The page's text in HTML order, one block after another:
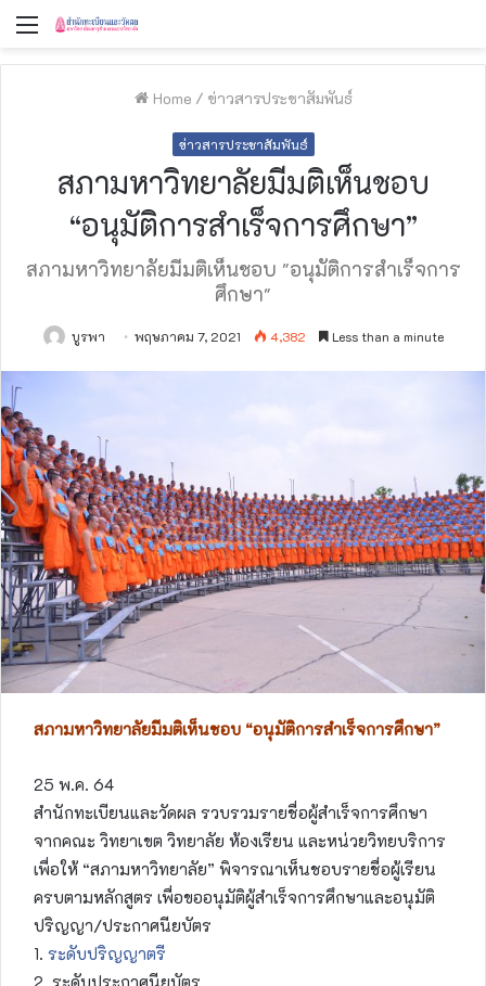
Menu
Home / ข่าวสารประชาสัมพันธ์
ข่าวสารประชาสัมพันธ์
สภามหาวิทยาลัยมีมติเห็นชอบ
“อนุมัติการสำเร็จการศึกษา”
สภามหาวิทยาลัยมีมติเห็นชอบ "อนุมัติการสำเร็จการ
ศึกษา"
บูรพา พฤษภาคม 7, 2021 4,382 Less than a minute
สภามหาวิทยาลัยมีมติเห็นชอบ “อนุมัติการสำเร็จการศึกษา”
25 พ.ค. 64
สำนักทะเบียนและวัดผล รวบรวมรายชื่อผู้สำเร็จการศึกษา
จากคณะ วิทยาเขต วิทยาลัย ห้องเรียน และหน่วยวิทยบริการ
เพื่อให้ “สภามหาวิทยาลัย” พิจารณาเห็นชอบรายชื่อผู้เรียน
ครบตามหลักสูตร เพื่อขออนุมัติผู้สำเร็จการศึกษาและอนุมัติ
ปริญญา/ประกาศนียบัตร
1. ระดับปริญญาตรี